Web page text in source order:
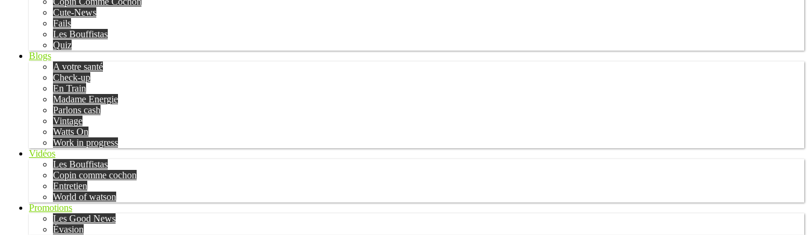
Cute-News
Fails
Les Bouffistas
Quiz
Blogs
A votre santé
Check-up
En Train
Madame Energie
Parlons cash
Vintage
Watts On
Work in progress
Vidéos
Les Bouffistas
Copin comme cochon
Entretien
World of watson
Promotions
Les Good News
Évasion